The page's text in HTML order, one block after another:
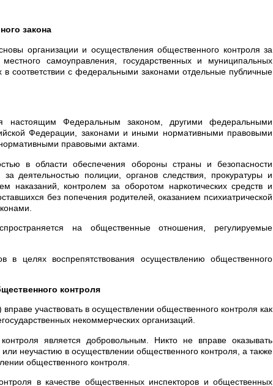
закона
организации и осуществления общественного контроля за
самоуправления, государственных и муниципальных
соответствии с федеральными законами отдельные публичные
настоящим Федеральным законом, другими федеральными
Федерации, законами и иными нормативными правовыми
правовыми актами.
в области обеспечения обороны страны и безопасности
деятельностью полиции, органов следствия, прокуратуры и
наказаний, контролем за оборотом наркотических средств и
без попечения родителей, оказанием психиатрической
на общественные отношения, регулируемые
целях воспрепятствования осуществлению общественного
контроля
участвовать в осуществлении общественного контроля как
некоммерческих организаций.
является добровольным. Никто не вправе оказывать
неучастию в осуществлении общественного контроля, а также
общественного контроля.
в качестве общественных инспекторов и общественных